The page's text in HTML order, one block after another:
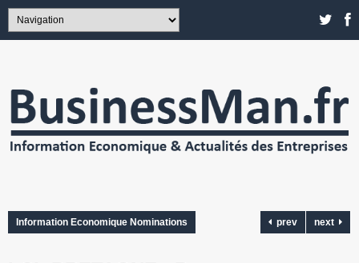
Information Economique Nominations prev next